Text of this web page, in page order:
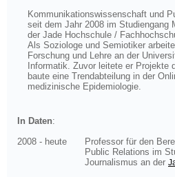
Kommunikationswissenschaft und
seit dem Jahr 2008 im Studiengang
der Jade Hochschule /
Als Soziologe und Semiotiker
Forschung und Lehre an der
Informatik. Zuvor leitete er Projekte
baute eine Trendabteilung in der
medizinische Epidemiologie.
In Daten:
2008 - heute
Professor für den
Public Relations im
Journalismus an der